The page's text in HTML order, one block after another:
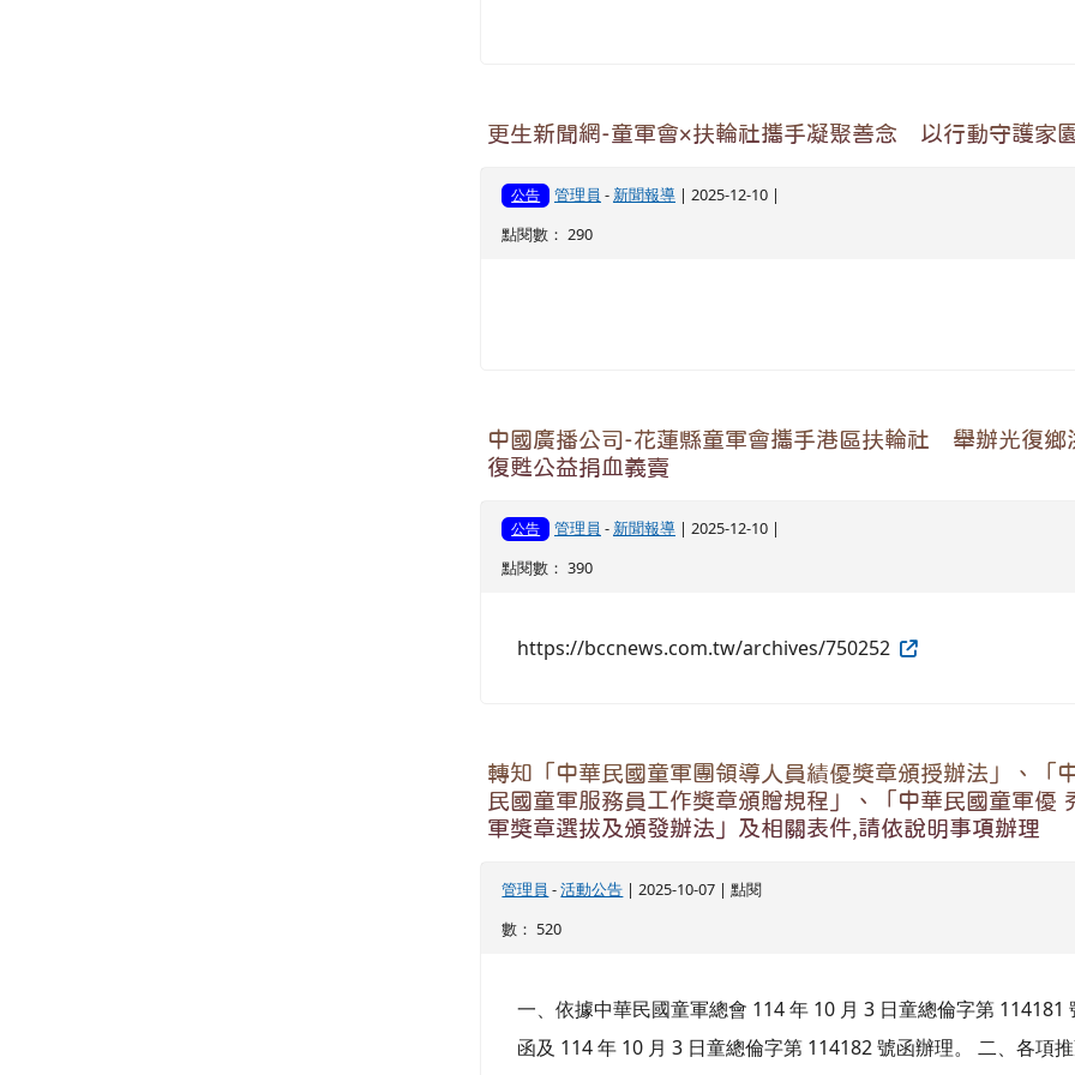
更生新聞網-童軍會×扶輪社攜手凝聚善念 以行動守護家
公告 管理員 - 新聞報導| 2025-12-10 |
點閱數： 290
中國廣播公司-花蓮縣童軍會攜手港區扶輪社 舉辦光復鄉
復甦公益捐血義賣
公告 管理員 - 新聞報導| 2025-12-10 |
點閱數： 390
https://bccnews.com.tw/archives/750252
轉知「中華民國童軍團領導人員績優獎章頒授辦法」、「
民國童軍服務員工作獎章頒贈規程」、「中華民國童軍優
軍獎章選拔及頒發辦法」及相關表件,請依說明事項辦理
管理員 -活動公告 | 2025-10-07 | 點閱
數： 520
一、依據中華民國童軍總會 114 年 10 月 3 日童總倫字第 114181
函及 114 年 10 月 3 日童總倫字第 114182 號函辦理。 二、各項